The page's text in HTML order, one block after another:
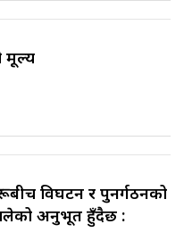
मूल्य
विघटन र पुनर्गठनको
अनुभूत हुँदैछ :